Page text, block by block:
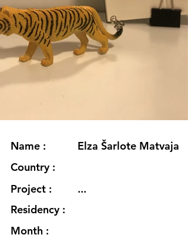
Name :
Country :
Project :
Residency :
Month :
Elza Šarlote Matvaja
...